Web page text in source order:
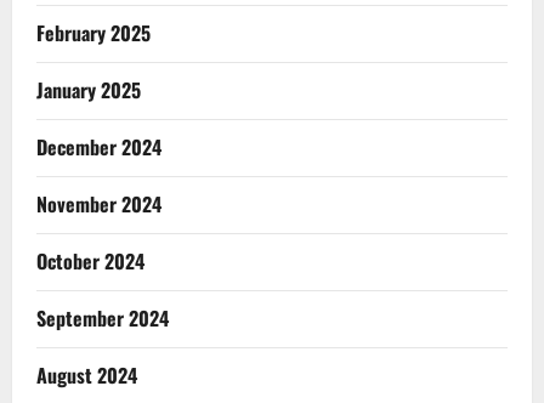
February 2025
January 2025
December 2024
November 2024
October 2024
September 2024
August 2024